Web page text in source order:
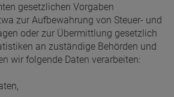
gesetzlichen Vorgaben
zur Aufbewahrung von Steuer- und
oder zur Übermittlung gesetzlich
an zuständige Behörden und
wir folgende Daten verarbeiten: